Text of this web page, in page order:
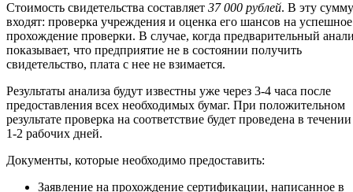
Стоимость свидетельства составляет 37 000 рублей. В эту сумму
входят: проверка учреждения и оценка его шансов на успешное
прохождение проверки. В случае, когда предварительный
показывает, что предприятие не в состоянии получить
свидетельство, плата с нее не взимается.
Результаты анализа будут известны уже через 3-4 часа после
предоставления всех необходимых бумаг. При положительном
результате проверка на соответствие будет проведена в течении
1-2 рабочих дней.
Документы, которые необходимо предоставить:
Заявление на прохождение сертификации, написанное в